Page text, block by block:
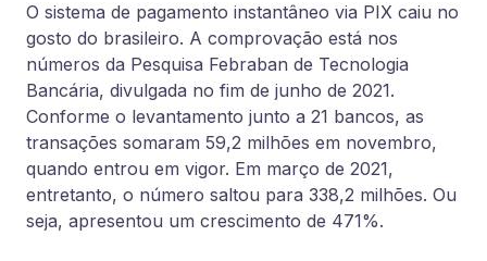
O sistema de pagamento instantâneo via PIX caiu no
gosto do brasileiro. A comprovação está nos
números da Pesquisa Febraban de Tecnologia
Bancária, divulgada no fim de junho de 2021.
Conforme o levantamento junto a 21 bancos, as
transações somaram 59,2 milhões em novembro,
quando entrou em vigor. Em março de 2021,
entretanto, o número saltou para 338,2 milhões. Ou
seja, apresentou um crescimento de 471%.